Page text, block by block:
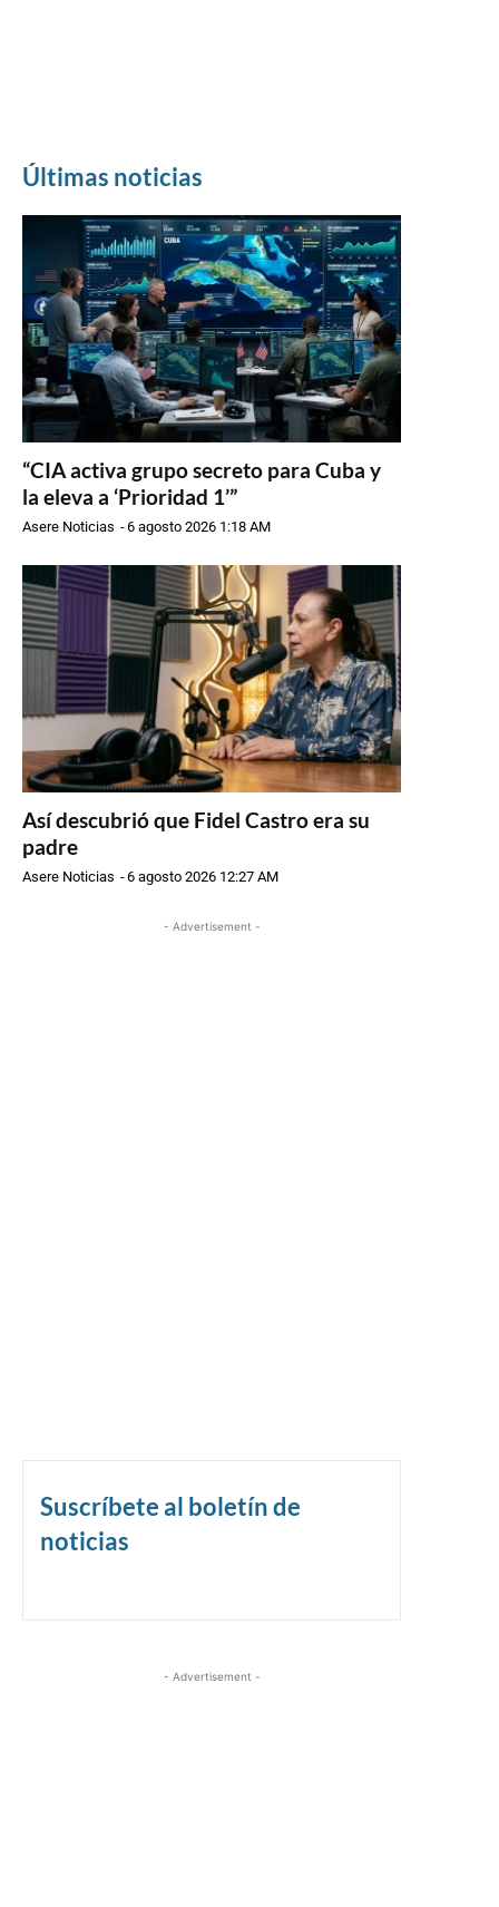
Últimas noticias
“CIA activa grupo secreto para Cuba y
la eleva a ‘Prioridad 1’”
Asere Noticias -6 agosto 2026 1:18 AM
Así descubrió que Fidel Castro era su
padre
Asere Noticias -6 agosto 2026 12:27 AM
- Advertisement -
Suscríbete al boletín de
noticias
- Advertisement -